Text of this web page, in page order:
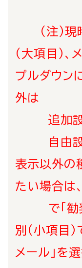
（注）現
（大項目）、
プルダウン
外は
追加設定
自由設定
表示以外の
たい場合は
で「勧奨
別（小項目
メール」 を選